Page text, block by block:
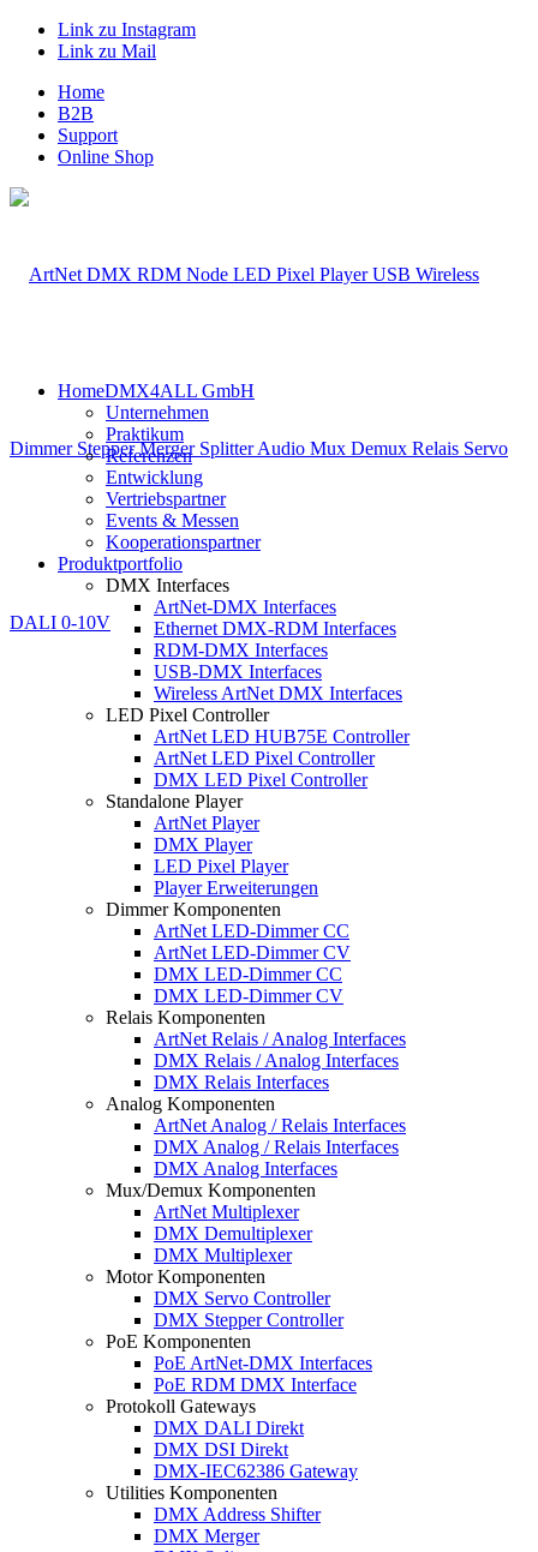
Link zu Instagram
Link zu Mail
Home
B2B
Support
Online Shop
HomeDMX4ALL GmbH
Unternehmen
Praktikum
Referenzen
Entwicklung
Vertriebspartner
Events & Messen
Kooperationspartner
Produktportfolio
DMX Interfaces
ArtNet-DMX Interfaces
Ethernet DMX-RDM Interfaces
RDM-DMX Interfaces
USB-DMX Interfaces
Wireless ArtNet DMX Interfaces
LED Pixel Controller
ArtNet LED HUB75E Controller
ArtNet LED Pixel Controller
DMX LED Pixel Controller
Standalone Player
ArtNet Player
DMX Player
LED Pixel Player
Player Erweiterungen
Dimmer Komponenten
ArtNet LED-Dimmer CC
ArtNet LED-Dimmer CV
DMX LED-Dimmer CC
DMX LED-Dimmer CV
Relais Komponenten
ArtNet Relais / Analog Interfaces
DMX Relais / Analog Interfaces
DMX Relais Interfaces
Analog Komponenten
ArtNet Analog / Relais Interfaces
DMX Analog / Relais Interfaces
DMX Analog Interfaces
Mux/Demux Komponenten
ArtNet Multiplexer
DMX Demultiplexer
DMX Multiplexer
Motor Komponenten
DMX Servo Controller
DMX Stepper Controller
PoE Komponenten
PoE ArtNet-DMX Interfaces
PoE RDM DMX Interface
Protokoll Gateways
DMX DALI Direkt
DMX DSI Direkt
DMX-IEC62386 Gateway
Utilities Komponenten
DMX Address Shifter
DMX Merger